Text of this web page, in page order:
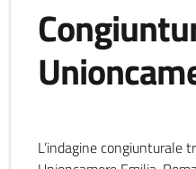
L’indagine congiunturale